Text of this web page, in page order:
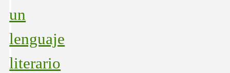
un
lenguaje
literario